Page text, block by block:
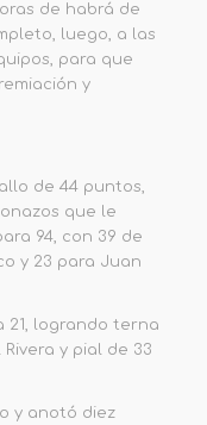
de habrá de
luego, a las
para que
y
de 44 puntos,
que le
94, con 39 de
y 23 para Juan
21, logrando terna
y pial de 33
y anotó diez